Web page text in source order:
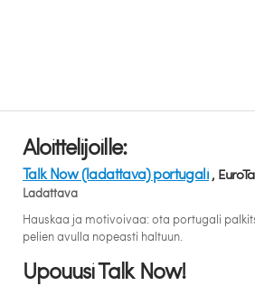
Aloittelijoille:
Talk Now (ladattava) portugali ,
Ladattava
Hauskaa ja motivoivaa: ota portugali
pelien avulla nopeasti haltuun.
Upouusi Talk Now!